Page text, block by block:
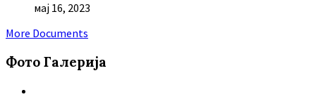
мај 16, 2023
More Documents
Фото Галерија